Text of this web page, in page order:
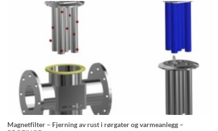
Magnetfilter – Fjerning av rust i rørgater og varmeanlegg –